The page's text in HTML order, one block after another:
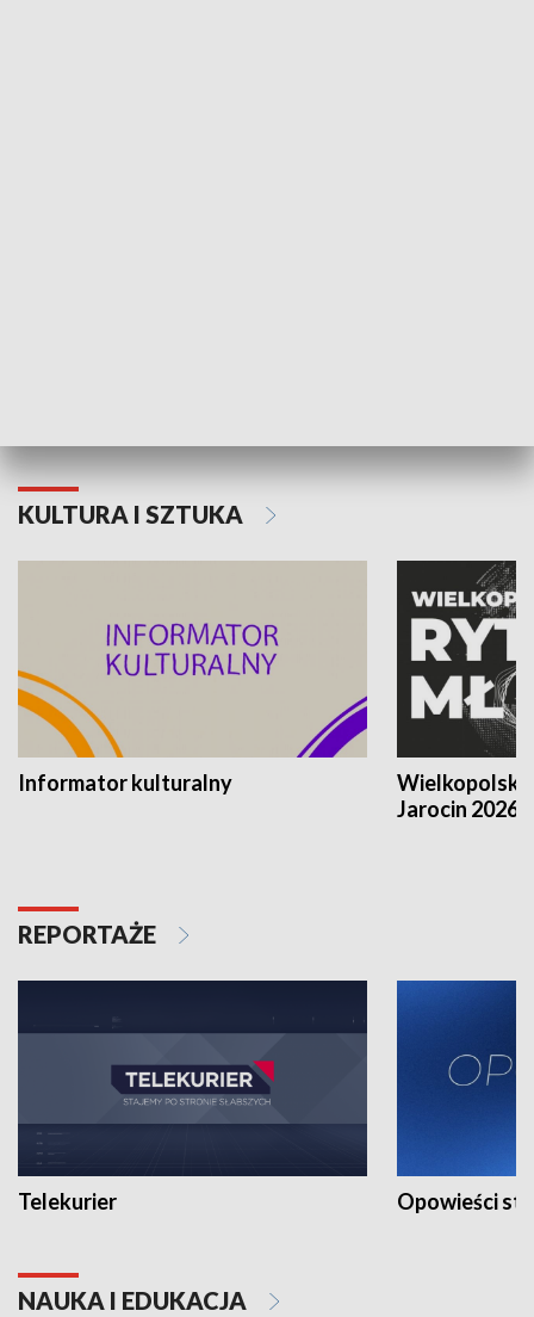
KULTURA I SZTUKA
Informator kulturalny
Jarocin 2026
REPORTAŻE
Telekurier Opowieści
NAUKA I EDUKACJA